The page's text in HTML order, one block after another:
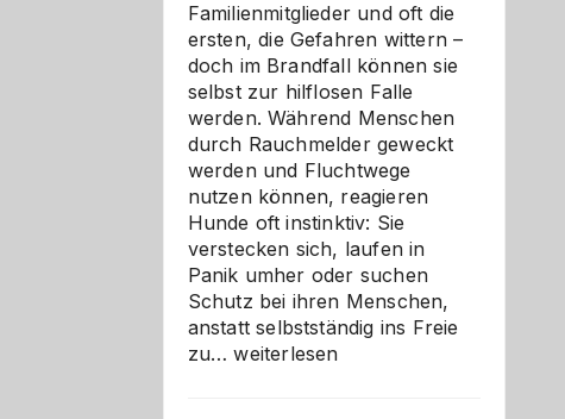
Familienmitglieder und oft die
ersten, die Gefahren wittern –
doch im Brandfall können sie
selbst zur hilflosen Falle
werden. Während Menschen
durch Rauchmelder geweckt
werden und Fluchtwege
nutzen können, reagieren
Hunde oft instinktiv: Sie
verstecken sich, laufen in
Panik umher oder suchen
Schutz bei ihren Menschen,
anstatt selbstständig ins Freie
zu…Wenn
weiterlesen